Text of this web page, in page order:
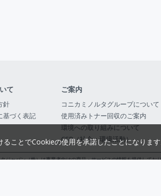
て
針
基づく表記
ご案内
コニカミノルタグループについて
使用済みトナー回収のご案内
環境への取り組みについて
CSR（社会・環境活動）
ジャパン（株）は事業者向けの商品・サービスの情報を提供してお
ことでCookieの使用を承諾したことになります